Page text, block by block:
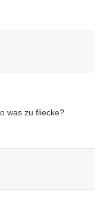
was zu fliecke?